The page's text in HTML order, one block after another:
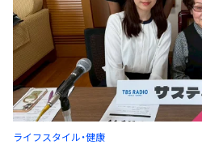
ライフスタイル・健康